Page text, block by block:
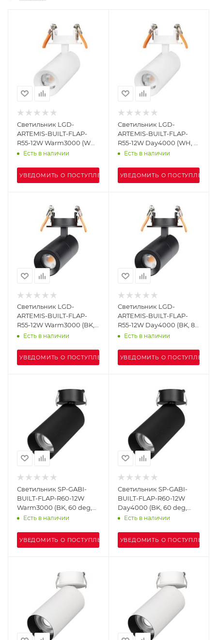
Светильник LGD-
ARTEMIS-BUILT-FLAP-
R55-12W Warm3000 (WH,
8-80 deg, 230V) (Arlight,
Есть в наличии
УВЕДОМИТЬ О ПОСТУПЛЕНИИ
Светильник LGD-
ARTEMIS-BUILT-FLAP-
R55-12W Day4000 (WH, 8-
80 deg, 230V) (Arlight,
Есть в наличии
УВЕДОМИТЬ О ПОСТУПЛЕНИИ
Светильник LGD-
ARTEMIS-BUILT-FLAP-
R55-12W Warm3000 (BK,
8-80 deg, 230V) (Arlight,
Есть в наличии
УВЕДОМИТЬ О ПОСТУПЛЕНИИ
Светильник LGD-
ARTEMIS-BUILT-FLAP-
R55-12W Day4000 (BK, 8-
80 deg, 230V) (Arlight,
Есть в наличии
УВЕДОМИТЬ О ПОСТУПЛЕНИИ
Светильник SP-GABI-
BUILT-FLAP-R60-12W
Warm3000 (BK, 60 deg,
230V) (Arlight, IP40
Есть в наличии
УВЕДОМИТЬ О ПОСТУПЛЕНИИ
Светильник SP-GABI-
BUILT-FLAP-R60-12W
Day4000 (BK, 60 deg,
230V) (Arlight, IP40
Есть в наличии
УВЕДОМИТЬ О ПОСТУПЛЕНИИ